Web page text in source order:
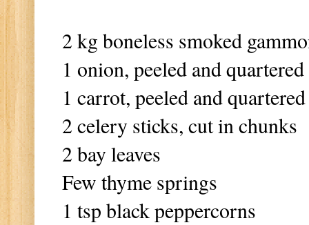
2 kg boneless smoked
1 onion, peeled and quartered
1 carrot, peeled and quartered
2 celery sticks, cut in chunks
2 bay leaves
Few thyme springs
1 tsp black peppercorns